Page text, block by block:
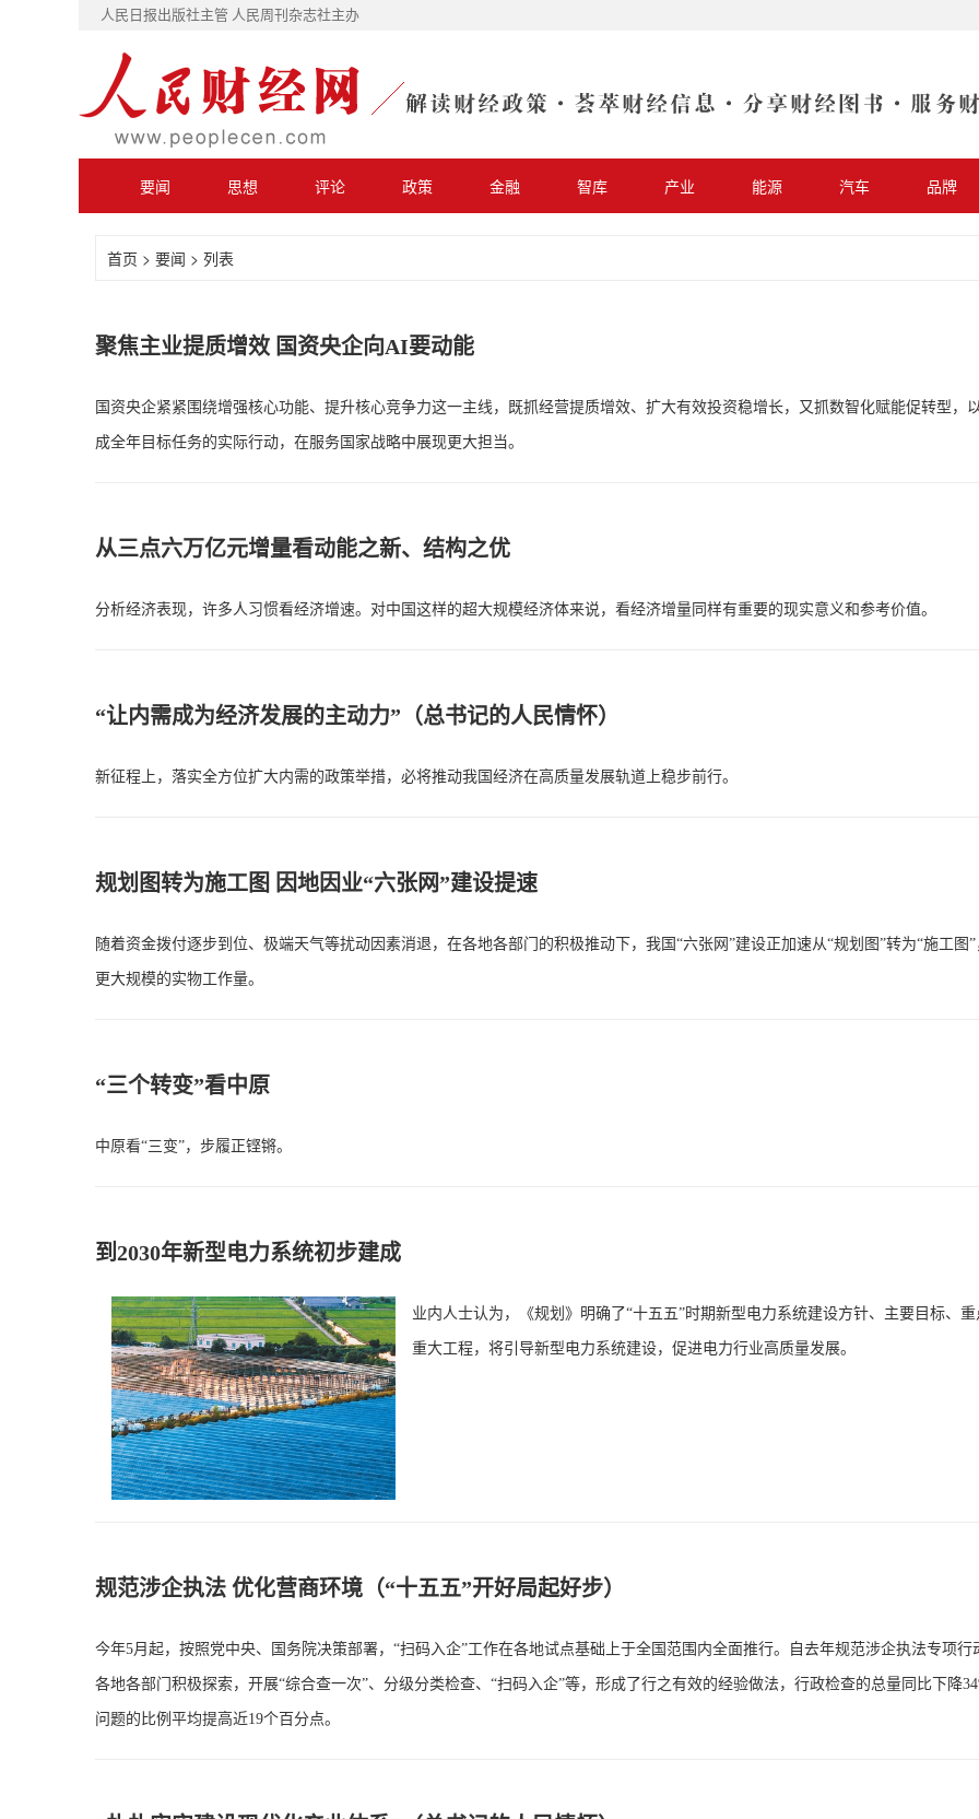
人民日报出版社主管 人民周刊杂志社主办
要闻 思想 评论 政策 金融 智库 产业 能源 汽车 品牌
首页 > 要闻 > 列表
聚焦主业提质增效 国资央企向AI要动能
国资央企紧紧围绕增强核心功能、提升核心竞争力这一主线，既抓经营提质增效、扩大有效投资稳增长，又抓数智化赋能促转型，
成全年目标任务的实际行动，在服务国家战略中展现更大担当。
从三点六万亿元增量看动能之新、结构之优
分析经济表现，许多人习惯看经济增速。对中国这样的超大规模经济体来说，看经济增量同样有重要的现实意义和参考价值。
“让内需成为经济发展的主动力”（总书记的人民情怀）
新征程上，落实全方位扩大内需的政策举措，必将推动我国经济在高质量发展轨道上稳步前行。
规划图转为施工图 因地因业“六张网”建设提速
随着资金拨付逐步到位、极端天气等扰动因素消退，在各地各部门的积极推动下，我国“六张网”建设正加速从“规划图”转为“施工图
更大规模的实物工作量。
“三个转变”看中原
中原看“三变”，步履正铿锵。
到2030年新型电力系统初步建成
业内人士认为，《规划》明确了“十五五”时期新型电力系统建设方针、主要目标、重
重大工程，将引导新型电力系统建设，促进电力行业高质量发展。
规范涉企执法 优化营商环境（“十五五”开好局起好步）
今年5月起，按照党中央、国务院决策部署，“扫码入企”工作在各地试点基础上于全国范围内全面推行。自去年规范涉企执法专项行
各地各部门积极探索，开展“综合查一次”、分级分类检查、“扫码入企”等，形成了行之有效的经验做法，行政检查的总量同比下降
问题的比例平均提高近19个百分点。